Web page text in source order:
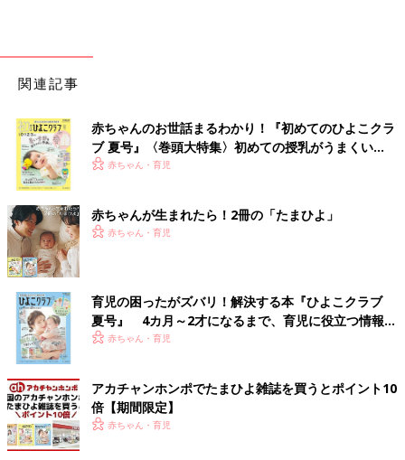
関連記事
赤ちゃんのお世話まるわかり！『初めてのひよこクラ
ブ 夏号』〈巻頭大特集〉初めての授乳がうまくい
く！ おっぱい・ミルクの基本と夏のトラブル 解決テ
赤ちゃん・育児
赤ちゃんが生まれたら！2冊の「たまひよ」
赤ちゃん・育児
育児の困ったがズバリ！解決する本『ひよこクラブ
夏号』 4カ月～2才になるまで、育児に役立つ情報が
いっぱい！
赤ちゃん・育児
アカチャンホンポでたまひよ雑誌を買うとポイント10
倍【期間限定】
赤ちゃん・育児